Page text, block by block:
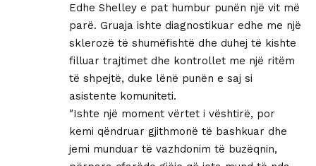
Edhe Shelley e pat humbur punën një vit më
parë. Gruaja ishte diagnostikuar edhe me një
sklerozë të shumëfishtë dhe duhej të kishte
filluar trajtimet dhe kontrollet me një ritëm
të shpejtë, duke lënë punën e saj si
asistente komuniteti.
″Ishte një moment vërtet i vështirë, por
kemi qëndruar gjithmonë të bashkuar dhe
jemi munduar të vazhdonim të buzëqnin,